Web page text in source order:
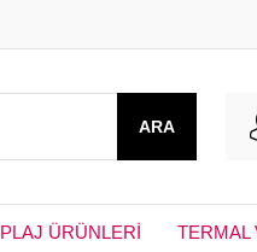
ARA
PLAJ ÜRÜNLERİ TERMAL